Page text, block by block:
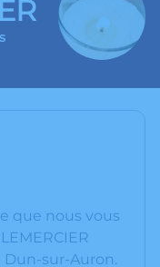
que nous vous
Dun-sur-Auron.